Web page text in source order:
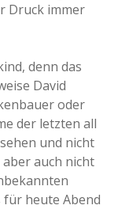
Druck immer
denn das
David
oder
der letzten all
und nicht
auch nicht
heute Abend